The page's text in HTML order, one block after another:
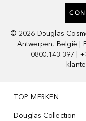
© 2026 Douglas
Antwerpen, België |
0800.143.397 |
TOP MERKEN
Douglas Collection